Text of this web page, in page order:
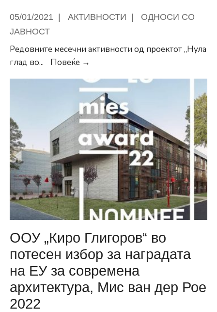
05/01/2021 | АКТИВНОСТИ |
ОДНОСИ СО
ЈАВНОСТ
Редовните месечни активности од проектот „Нула
глад во... Повеќе →
и
во
новата
2021-
ва
година
продолжува
со
проектот
„Нула
глад“
ООУ „Киро Глигоров“ во
потесен избор за наградата
на ЕУ за современа
архитектура, Мис ван дер Рое
2022